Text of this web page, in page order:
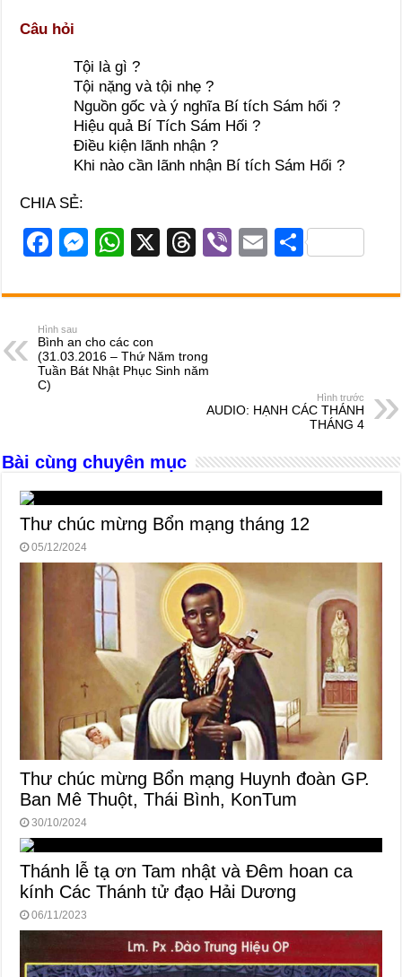
Câu hỏi
Tội là gì ?
Tội nặng và tội nhẹ ?
Nguồn gốc và ý nghĩa Bí tích Sám hối ?
Hiệu quả Bí Tích Sám Hối ?
Điều kiện lãnh nhận ?
Khi nào cần lãnh nhận Bí tích Sám Hối ?
CHIA SẺ:
F
c
e
b
o
M
ss
n
g
W
at
A
p
X
T
e
d
s
Vi
er
E
ail
S
ar
Hình sau
Bình an cho các con
(31.03.2016 – Thứ Năm trong
Tuần Bát Nhật Phục Sinh năm
C)
Hình trước
AUDIO: HẠNH CÁC THÁNH
THÁNG 4
Bài cùng chuyên mục
Thư chúc mừng Bổn mạng tháng 12
05/12/2024
Thư chúc mừng Bổn mạng Huynh đoàn GP.
Ban Mê Thuột, Thái Bình, KonTum
30/10/2024
Thánh lễ tạ ơn Tam nhật và Đêm hoan ca
kính Các Thánh tử đạo Hải Dương
06/11/2023